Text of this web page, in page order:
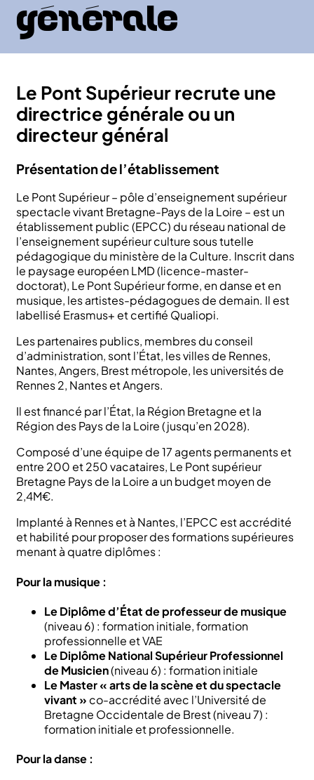
générale
Le Pont Supérieur recrute une
directrice générale ou un
directeur général
Présentation de l’établissement
Le Pont Supérieur – pôle d’enseignement supérieur
spectacle vivant Bretagne-Pays de la Loire – est un
établissement public (EPCC) du réseau national de
l’enseignement supérieur culture sous tutelle
pédagogique du ministère de la Culture. Inscrit dans
le paysage européen LMD (licence-master-
doctorat), Le Pont Supérieur forme, en danse et en
musique, les artistes-pédagogues de demain. Il est
labellisé Erasmus+ et certifié Qualiopi.
Les partenaires publics, membres du conseil
d’administration, sont l’État, les villes de Rennes,
Nantes, Angers, Brest métropole, les universités de
Rennes 2, Nantes et Angers.
Il est financé par l’État, la Région Bretagne et la
Région des Pays de la Loire (jusqu’en 2028).
Composé d’une équipe de 17 agents permanents et
entre 200 et 250 vacataires, Le Pont supérieur
Bretagne Pays de la Loire a un budget moyen de
2,4M€.
Implanté à Rennes et à Nantes, l’EPCC est accrédité
et habilité pour proposer des formations supérieures
menant à quatre diplômes :
Pour la musique :
Le Diplôme d’État de professeur de musique
(niveau 6) : formation initiale, formation
professionnelle et VAE
Le Diplôme National Supérieur Professionnel
de Musicien(niveau 6) : formation initiale
Le Master « arts de la scène et du spectacle
vivant » co-accrédité avec l’Université de
Bretagne Occidentale de Brest (niveau 7) :
formation initiale et professionnelle.
Pour la danse :